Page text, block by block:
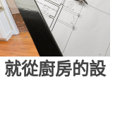
從廚房的設